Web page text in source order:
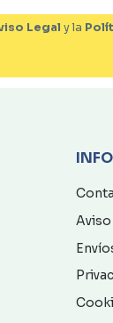
Legal y la
INFO